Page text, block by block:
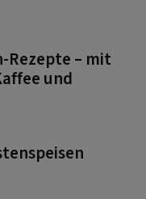
Rezepte – mit
und